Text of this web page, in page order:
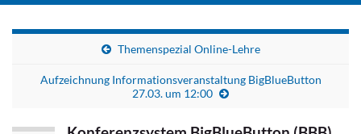
Themenspezial Online-Lehre
Aufzeichnung Informationsveranstaltung BigBlueButton
27.03. um 12:00